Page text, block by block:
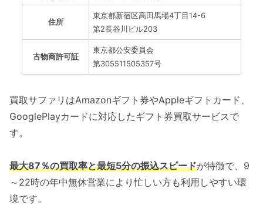
住所
東京都新宿区高田馬場4丁目14-6
第2長谷川ビル203
古物商許可証
東京都公安委員会
第305511505357号
買取サファリはAmazonギフト券やAppleギフトカード、
GooglePlayカードに対応したギフト券買取サービスで
す。
最大87％の買取率と最短5分の振込スピードが特徴で、9
～22時の年中無休営業により忙しい方も利用しやすい環
境です。